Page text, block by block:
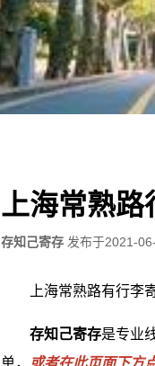
上海常熟路
存知己寄存 发布于2021-
上海常熟路有行李
存知己寄存是专业